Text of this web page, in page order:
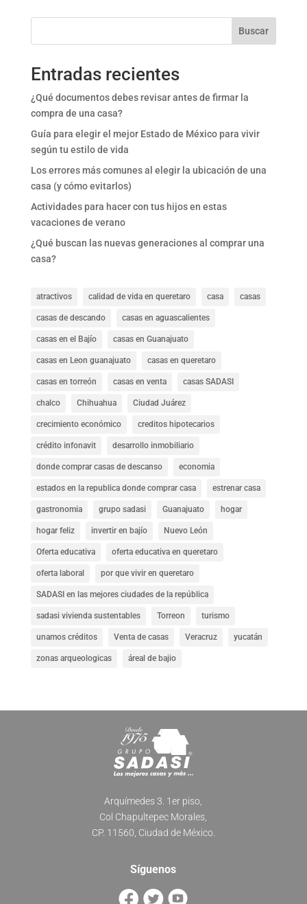
Buscar
Entradas recientes
¿Qué documentos debes revisar antes de firmar la
compra de una casa?
Guía para elegir el mejor Estado de México para vivir
según tu estilo de vida
Los errores más comunes al elegir la ubicación de una
casa (y cómo evitarlos)
Actividades para hacer con tus hijos en estas
vacaciones de verano
¿Qué buscan las nuevas generaciones al comprar una
casa?
atractivos calidad de vida en queretaro casa casas
casas de descando casas en aguascalientes
casas en el Bajío casas en Guanajuato
casas en Leon guanajuato casas en queretaro
casas en torreón casas en venta casas SADASI
chalco Chihuahua Ciudad Juárez
crecimiento económico creditos hipotecarios
crédito infonavit desarrollo inmobiliario
donde comprar casas de descanso economia
estados en la republica donde comprar casa estrenar casa
gastronomia grupo sadasi Guanajuato hogar
hogar feliz invertir en bajío Nuevo León
Oferta educativa oferta educativa en queretaro
oferta laboral por que vivir en queretaro
SADASI en las mejores ciudades de la república
sadasi vivienda sustentables Torreon turismo
unamos créditos Venta de casas Veracruz yucatán
zonas arqueologicas áreal de bajio
Arquímedes 3. 1er piso,
Col Chapultepec Morales,
CP. 11560, Ciudad de México.
Síguenos